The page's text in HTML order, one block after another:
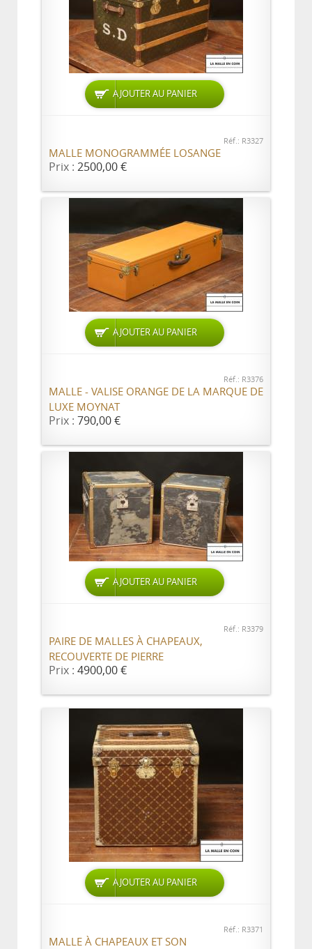
AJOUTER AU PANIER
Réf.: R3327
MALLE MONOGRAMMÉE LOSANGE
Prix : 2500,00 €
AJOUTER AU PANIER
Réf.: R3376
MALLE - VALISE ORANGE DE LA MARQUE DE
LUXE MOYNAT
Prix : 790,00 €
AJOUTER AU PANIER
Réf.: R3379
PAIRE DE MALLES À CHAPEAUX,
RECOUVERTE DE PIERRE
Prix : 4900,00 €
AJOUTER AU PANIER
Réf.: R3371
MALLE À CHAPEAUX ET SON